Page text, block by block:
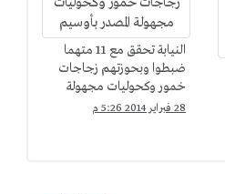
النيابة تحقق مع 11 متهما
ضبطوا وبحوزتهم زجاجات
خمور وكحوليات مجهولة
المصدر بأوسيم
28 فبراير 2014 5:26 م